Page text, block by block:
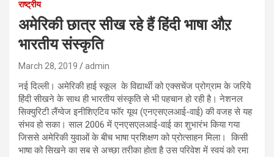
राष्ट्रीय
अमेरिकी छात्र सीख रहे हैं हिंदी भाषा औऱ
भारतीय संस्कृति
March 28, 2019 admin
नई दिल्ली। अमेरिकी हाई स्कूल के विद्यार्थी को एक्सचेंज प्रोग्राम के जरिये
हिंदी सीखने के साथ ही भारतीय संस्कृति से भी पहचान हो रही है। नेशनल
सिक्युरिटी लैंग्वेज इनीशिएटिव फॉर यूथ (एनएसएलआई-वाई) की वजह से यह
संभव हो सका। साल 2006 में एनएसएलआई-वाई का शुभारंभ किया गया
जिससे अमेरिकी युवाओं के बीच भाषा प्रशिक्षण को प्रोत्साहन मिला। किसी
भाषा को सिखने का सब से अच्छा तरीका होता है उस परिवेश में स्वयं को रमा